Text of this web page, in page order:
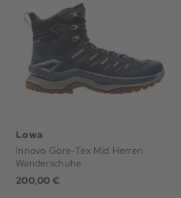
Lowa
Innovo Gore-Tex Mid Herren
Wanderschuhe
200,00 €